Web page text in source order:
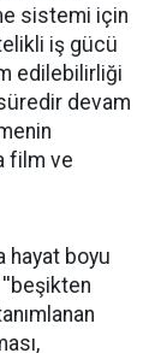
sistemi için
iş gücü
edilebilirliği
süredir devam
film ve
hayat boyu
''beşikten